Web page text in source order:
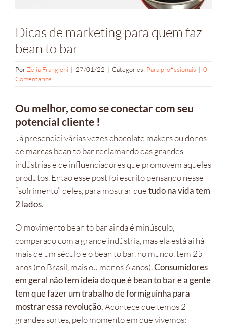
Dicas de marketing para quem faz
bean to bar
Por Zelia Frangioni | 27/01/22 | Categories: Para profissionais | 0
Comentários
Ou melhor, como se conectar com seu
potencial cliente !
Já presenciei várias vezes chocolate makers ou donos
de marcas bean to bar reclamando das grandes
indústrias e de influenciadores que promovem aqueles
produtos. Então esse post foi escrito pensando nesse
“sofrimento” deles, para mostrar quetudo na vida tem
2 lados.
O movimento bean to bar ainda é minúsculo,
comparado com a grande indústria, mas ela está aí há
mais de um século e o bean to bar, no mundo, tem 25
anos (no Brasil, mais ou menos 6 anos).Consumidores
em geral não tem ideia do que é bean to bar e a gente
tem que fazer um trabalho de formiguinha para
mostrar essa revolução.Acontece que temos 2
grandes sortes, pelo momento em que vivemos: